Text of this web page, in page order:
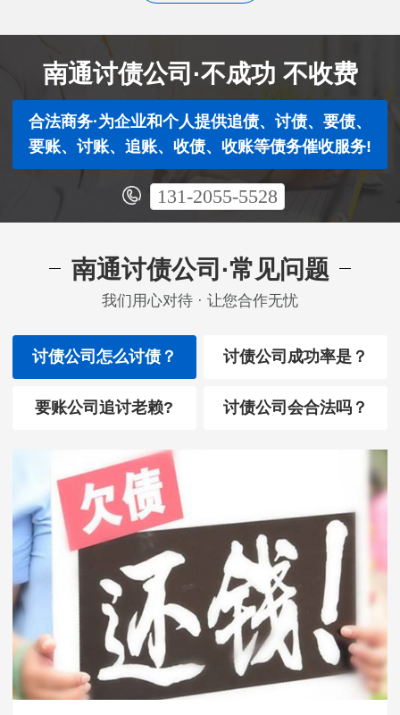
南通讨债公司·不成功 不收费
合法商务·为企业和个人提供追债、讨债、要债、
要账、讨账、追账、收债、收账等债务催收服务!
131-2055-5528
南通讨债公司·常见问题
我们用心对待 · 让您合作无忧
讨债公司怎么讨债？ 讨债公司成功率是？
要账公司追讨老赖? 讨债公司会合法吗？